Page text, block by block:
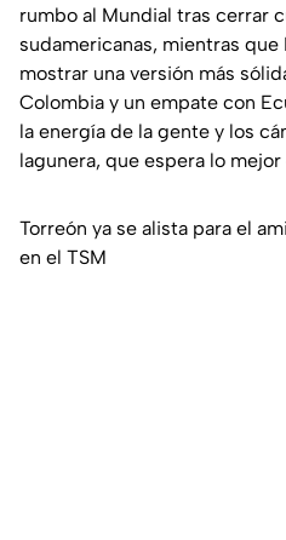
rumbo al Mundial tras cerrar
sudamericanas, mientras
mostrar una versión más
Colombia y un empate con
la energía de la gente y los
lagunera, que espera lo
Torreón ya se alista para el
en el TSM